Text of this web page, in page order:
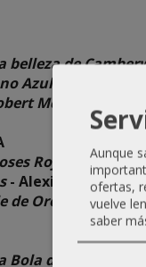
belleza de
Azul
McGinnis
Rojos de la
- Alexis Brito
de Oro
(serial, 5)
Bola de
Aunque
ofertas,
vuelve
saber